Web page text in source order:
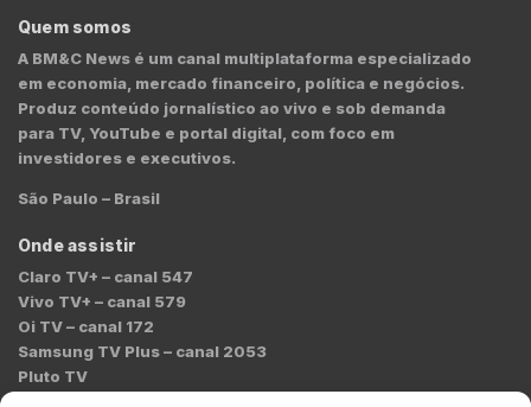
Quem somos
A BM&C News é um canal multiplataforma especializado
em economia, mercado financeiro, política e negócios.
Produz conteúdo jornalístico ao vivo e sob demanda
para TV, YouTube e portal digital, com foco em
investidores e executivos.
São Paulo – Brasil
Onde assistir
Claro TV+ – canal 547
Vivo TV+ – canal 579
Oi TV – canal 172
Samsung TV Plus – canal 2053
Pluto TV